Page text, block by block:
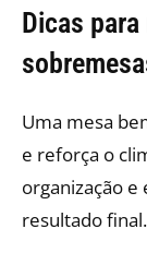
Dicas
Uma mesa
e reforça o
organização
resultado final.